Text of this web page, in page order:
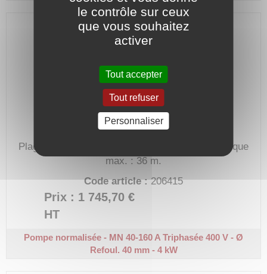
Plage de débit : 7 à 42 m³/h.
Hauteur manométrique
max. : 36 m.
Code article :206415
Prix : 1 745,70 €
HT
Pompe normalisée - MN 40-160 A Triphasée 400 V - Ø
Refoul. 40 mm - 4 kW
le contrôle sur ceux
que vous souhaitez
activer
Tout accepter
Tout refuser
Personnaliser